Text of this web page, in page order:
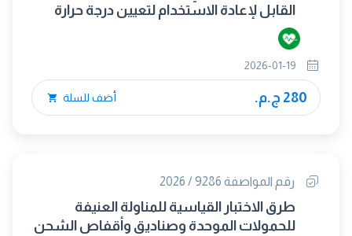
القابل لإعادة الاستخدام لتعيين درجة حرارة
جسم الإنسان بشكل متقطع
280 ج.م. أضف للسلة
رقم المواصفة 9286 / 2026
طرق الاختبار القياسية للمناولة العنيفة
للحمولات الموحدة وصناديق وأقفاص الشحن